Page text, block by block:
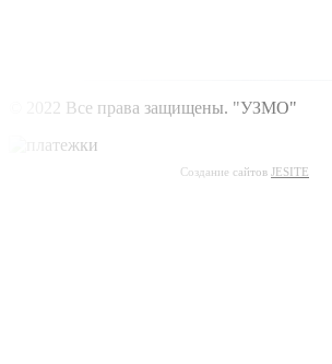
© 2022 Все права защищены. "УЗМО"
Создание сайтов JESITE